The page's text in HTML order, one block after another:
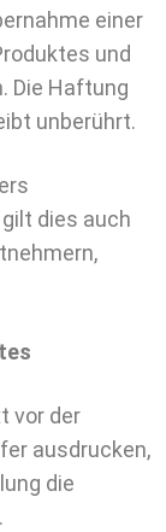
einer
und
Die Haftung
unberührt.
dies auch
vor der
ausdrucken,
die